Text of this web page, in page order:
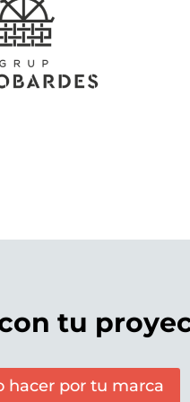
tu
hacer por tu marca